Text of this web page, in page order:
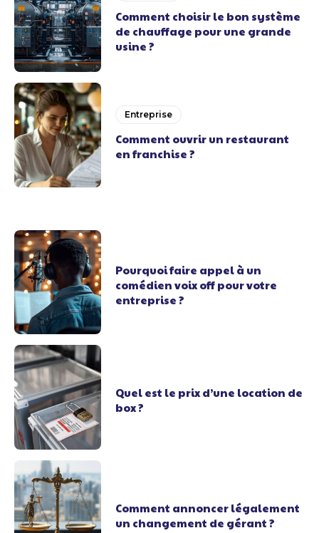
Comment choisir le bon système
de chauffage pour une grande
usine ?
Entreprise
Comment ouvrir un restaurant
en franchise ?
Pourquoi faire appel à un
comédien voix off pour votre
entreprise ?
Quel est le prix d’une location de
box ?
Comment annoncer légalement
un changement de gérant ?